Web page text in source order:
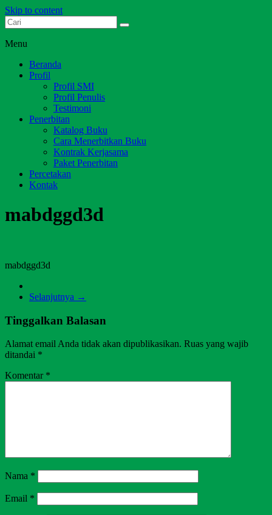
Skip to content
Dari Jambi untuk Indonesia
Menu
Beranda
Profil
Profil SMI
Profil Penulis
Testimoni
Penerbitan
Katalog Buku
Cara Menerbitkan Buku
Kontrak Kerjasama
Paket Penerbitan
Percetakan
Kontak
mabdggd3d
mabdggd3d
Selanjutnya →
Tinggalkan Balasan
Alamat email Anda tidak akan dipublikasikan. Ruas yang wajib
ditandai *
Komentar *
Nama *
Email *